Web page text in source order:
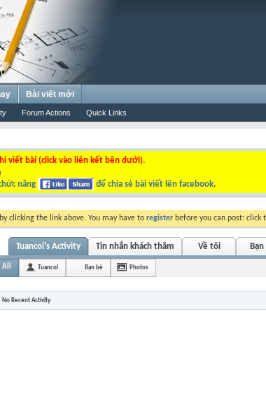
Forum Actions Quick Links
Bài viết mới
viết bài (click vào liên kết bên dưới).
năng để chia sẻ bài viết lên facebook.
by clicking the link above. You may have to register before you can post:
Tuancoi's Activity Tin nhắn khách thăm Về tôi
All Tuancoi Bạn bè Photos
No Recent Activity